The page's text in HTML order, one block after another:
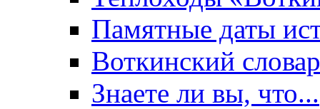
Памятные даты
Воткинский
Знаете ли вы, что...